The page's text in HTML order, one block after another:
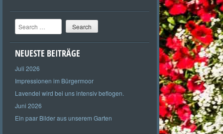
Search
NEUESTE BEITRÄGE
Juli 2026
Impressionen im Bürgermoor
Lavendel wird bei uns intensiv beflogen.
Juni 2026
Ein paar Bilder aus unserem Garten